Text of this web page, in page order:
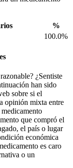
%
100.0%
¿Sentiste
han sido
sobre si el
opinión mixta entre
que compró el
el país o lugar
económica
es caro
o un